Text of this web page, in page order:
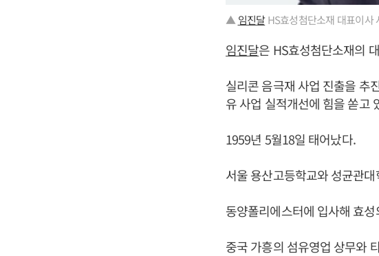
▲ 임진달HS효성첨단소재 대표이사
임진달은 HS효성첨단소재의
실리콘 음극재 사업 진출을 추
유 사업 실적개선에 힘을 쏟고
1959년 5월18일 태어났다.
서울 용산고등학교와 성균관
동양폴리에스터에 입사해 효
중국 가흥의 섬유영업 상무와